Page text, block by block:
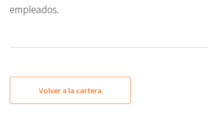
empleados.
Volver a la cartera